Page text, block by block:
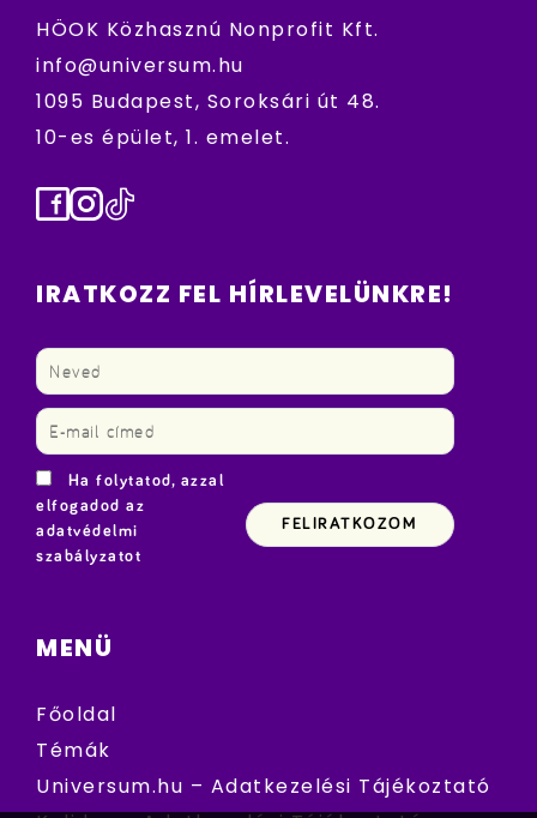
HÖOK Közhasznú Nonprofit Kft.
info@universum.hu
1095 Budapest, Soroksári út 48.
10-es épület, 1. emelet.
Facebook
Instagram
TikTok
IRATKOZZ FEL HÍRLEVELÜNKRE!
Ha folytatod, azzal
elfogadod az
adatvédelmi
szabályzatot
MENÜ
Főoldal
Témák
Universum.hu – Adatkezelési Tájékoztató